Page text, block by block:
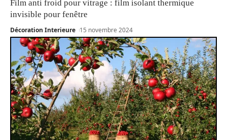
Film anti froid pour vitrage : film isolant thermique
invisible pour fenêtre
Décoration Interieure 15 novembre 2024